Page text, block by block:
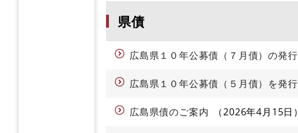
県債
広島県１０年公募債（７月債）の発
広島県１０年公募債（５月債）を発
広島県債のご案内 2026年4月15日